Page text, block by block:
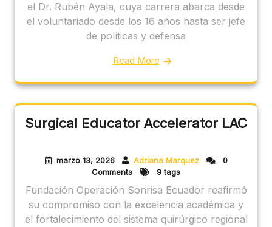
el Dr. Rubén Ayala, cuya carrera abarca desde
el voluntariado desde los 16 años hasta ser jefe
de políticas y defensa
Read More
Surgical Educator Accelerator LAC
marzo 13, 2026 Adriana Marquez
0
Comments
9 tags
Fundación Operación Sonrisa Ecuador reafirmó
su compromiso con la excelencia académica y
el fortalecimiento del sistema quirúrgico regional